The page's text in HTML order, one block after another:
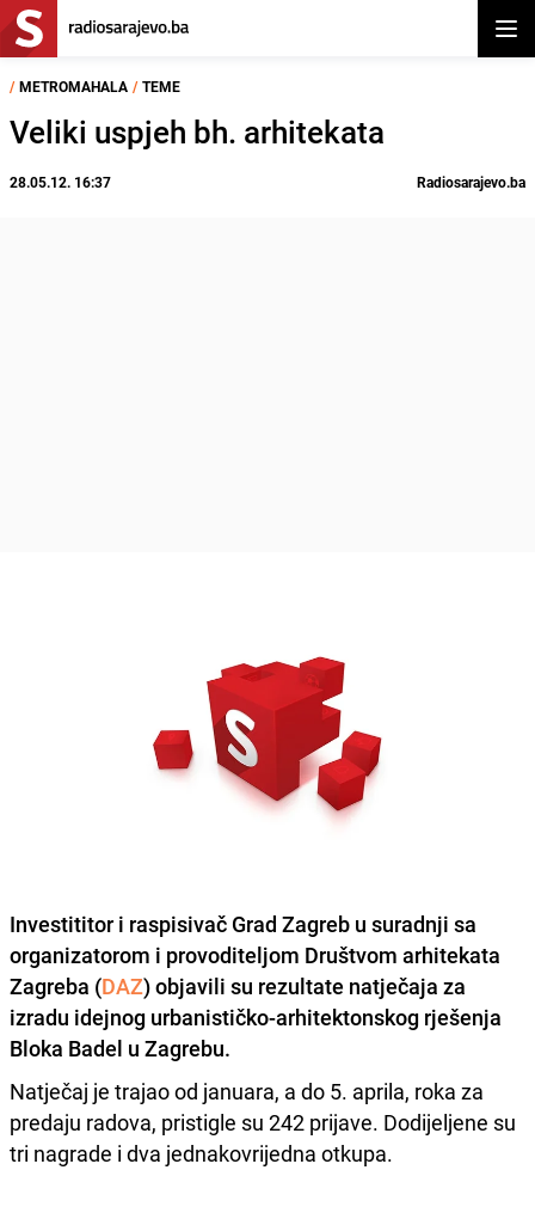
/ METROMAHALA / TEME
Veliki uspjeh bh. arhitekata
28.05.12. 16:37 Radiosarajevo.ba
Investititor i raspisivač Grad Zagreb u suradnji sa
organizatorom i provoditeljom Društvom arhitekata
Zagreba (DAZ) objavili su rezultate natječaja za
izradu idejnog urbanističko-arhitektonskog rješenja
Bloka Badel u Zagrebu.
Natječaj je trajao od januara, a do 5. aprila, roka za
predaju radova, pristigle su 242 prijave. Dodijeljene su
tri nagrade i dva jednakovrijedna otkupa.